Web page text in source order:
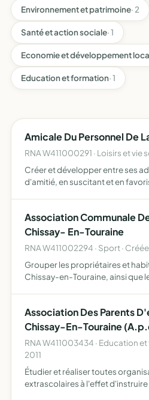
Environnement et patrimoine· 2
Santé et action sociale· 1
Economie et développement
Education et formation· 1
Amicale Du Personnel De
RNA W411000291 · Loisirs et vie
Créer et développer entre ses
d'amitié, en suscitant et en
l'…
Association Communale
Chissay- En-Touraine
RNA W411002294 · Sport · Créée
Grouper les propriétaires et
Chissay-en-Touraine, ainsi que
la ré…
Association Des Parents
Chissay-En-Touraine
RNA W411003434 · Education
2011
Étudier et réaliser toutes
extrascolaires à l'effet d'instruire